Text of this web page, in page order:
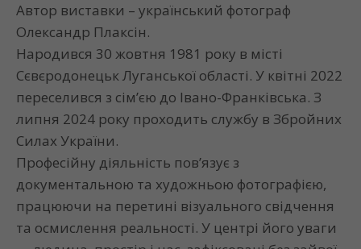
Автор виставки – український фотограф
Олександр Плаксін.
Народився 30 жовтня 1981 року в місті
Сєвєродонецьк Луганської області. У квітні 2022
переселився з сім’єю до Івано-Франківська. З
липня 2024 року проходить службу в Збройних
Силах України.
Професійну діяльність пов’язує з
документальною та художньою фотографією,
працюючи на перетині візуального свідчення
та осмислення реальності. У центрі його уваги